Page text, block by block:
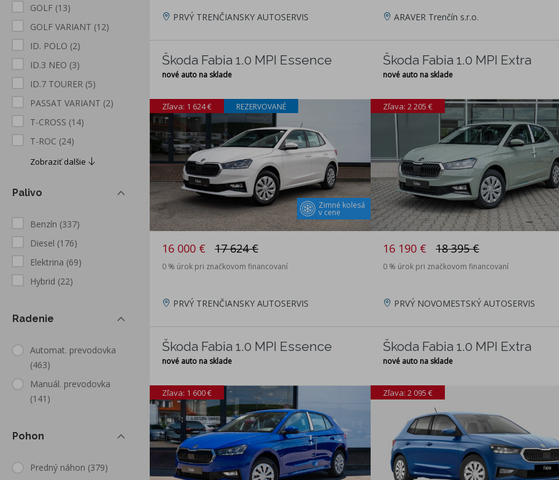
GOLF (13)
GOLF VARIANT (12)
ID. POLO (2)
ID.3 NEO (3)
ID.7 TOURER (5)
PASSAT VARIANT (2)
T-CROSS (14)
T-ROC (24)
Zobraziť dalšie
Palivo
Benzín (337)
Diesel (176)
Elektrina (69)
Hybrid (22)
Radenie
Automat. prevodovka
(463)
Manuál. prevodovka
(141)
Pohon
Predný náhon (379)
PRVÝ TRENČIANSKY AUTOSERVIS ARAVER Trenčín s.r.o.
Škoda Fabia 1.0 MPI Essence
nové auto na sklade
Zimné kolesá
v cene
Zľava: 1 624 € REZERVOVANÉ
16 000 € 17 624 €
0 % úrok pri značkovom financovaní
PRVÝ TRENČIANSKY AUTOSERVIS
Škoda Fabia 1.0 MPI Extra
nové auto na sklade
Zľava: 2 205 €
16 190 € 18 395 €
0 % úrok pri značkovom financovaní
PRVÝ NOVOMESTSKÝ AUTOSERVIS
Škoda Fabia 1.0 MPI Essence
nové auto na sklade
Zľava: 1 600 €
Škoda Fabia 1.0 MPI Extra
nové auto na sklade
Zľava: 2 095 €